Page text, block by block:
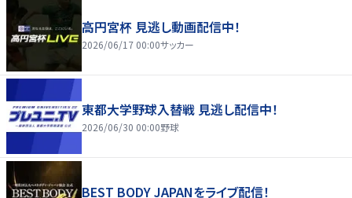
高円宮杯 見逃し動画配信中！
2026/06/17 00:00サッカー
東都大学野球入替戦 見逃し配信中！
2026/06/30 00:00野球
BEST BODY JAPANをライブ配信！